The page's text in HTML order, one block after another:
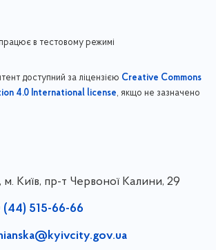
в тестовому режимі
доступний за ліцензією Creative Commons
4.0 International license, якщо не зазначено
м. Київ, пр-т Червоної Калини, 29
(44) 515-66-66